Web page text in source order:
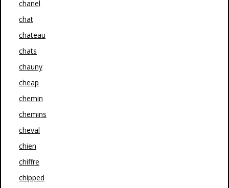
chanel
chat
chateau
chats
chauny
cheap
chemin
chemins
cheval
chien
chiffre
chipped